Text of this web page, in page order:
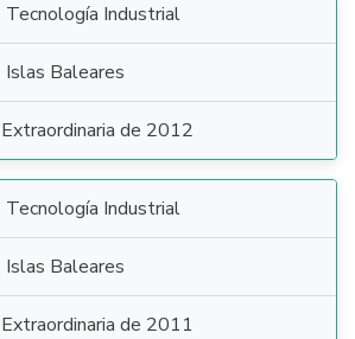
Tecnología Industrial
Islas Baleares
Extraordinaria de 2012
Tecnología Industrial
Islas Baleares
Extraordinaria de 2011